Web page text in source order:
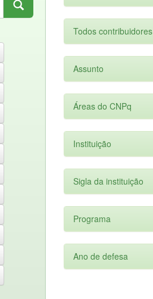
Todos contribuidores
Assunto
Áreas do CNPq
Instituição
Sigla da instituição
Programa
Ano de defesa